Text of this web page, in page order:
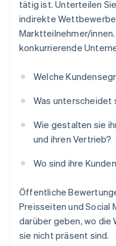
tätig ist. Unterteilen
indirekte
Marktteilnehmer/
konkurrierende
Welche
Was unterscheidet
Wie gestalten sie
und ihren Vertrieb?
Wo sind ihre
Öffentliche
Preisseiten und Social
darüber geben, wo die
sie nicht präsent sind.